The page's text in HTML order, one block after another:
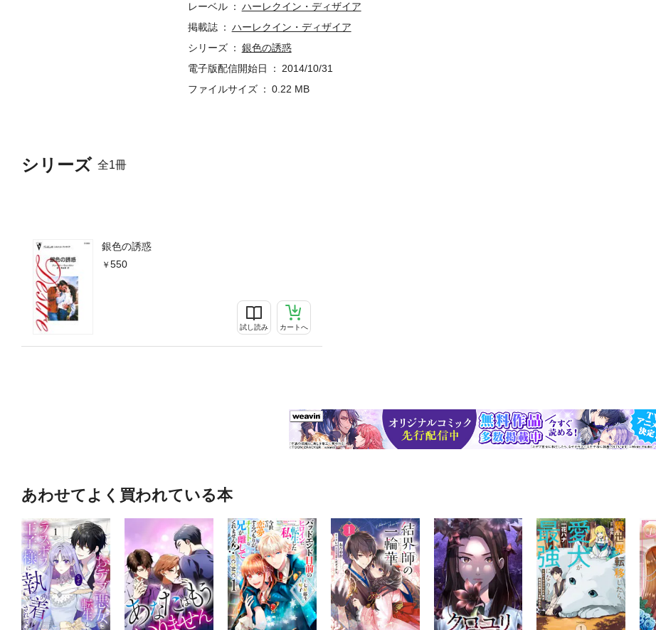
シリーズ 全1冊
銀色の誘惑
550
試し読み カートへ
レーベル
ハーレクイン・ディザイア
掲載誌
ハーレクイン・ディザイア
シリーズ
銀色の誘惑
電子版配信開始日
2014/10/31
ファイルサイズ
0.22 MB
あわせてよく買われている本